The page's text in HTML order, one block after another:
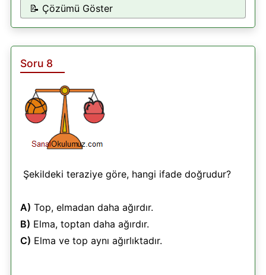
📝 Çözümü Göster
Soru 8
Şekildeki teraziye göre, hangi ifade doğrudur?
A) Top, elmadan daha ağırdır.
B) Elma, toptan daha ağırdır.
C) Elma ve top aynı ağırlıktadır.